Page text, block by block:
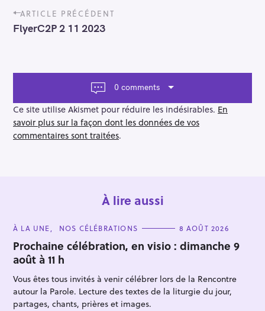
P
o
s
a
g
a
t
i
ARTICLE PRÉCÉDENT
FlyerC2P 2 11 2023
0 comments
Ce site utilise Akismet pour réduire les indésirables. En
savoir plus sur la façon dont les données de vos
commentaires sont traitées.
À lire aussi
C
T
E
G
O
R
I
E
S
À LA UNE NOS CÉLÉBRATIONS 8 AOÛT 2026
Prochaine célébration, en visio : dimanche 9
août à 11 h
Vous êtes tous invités à venir célébrer lors de la Rencontre
autour la Parole. Lecture des textes de la liturgie du jour,
partages, chants, prières et images.